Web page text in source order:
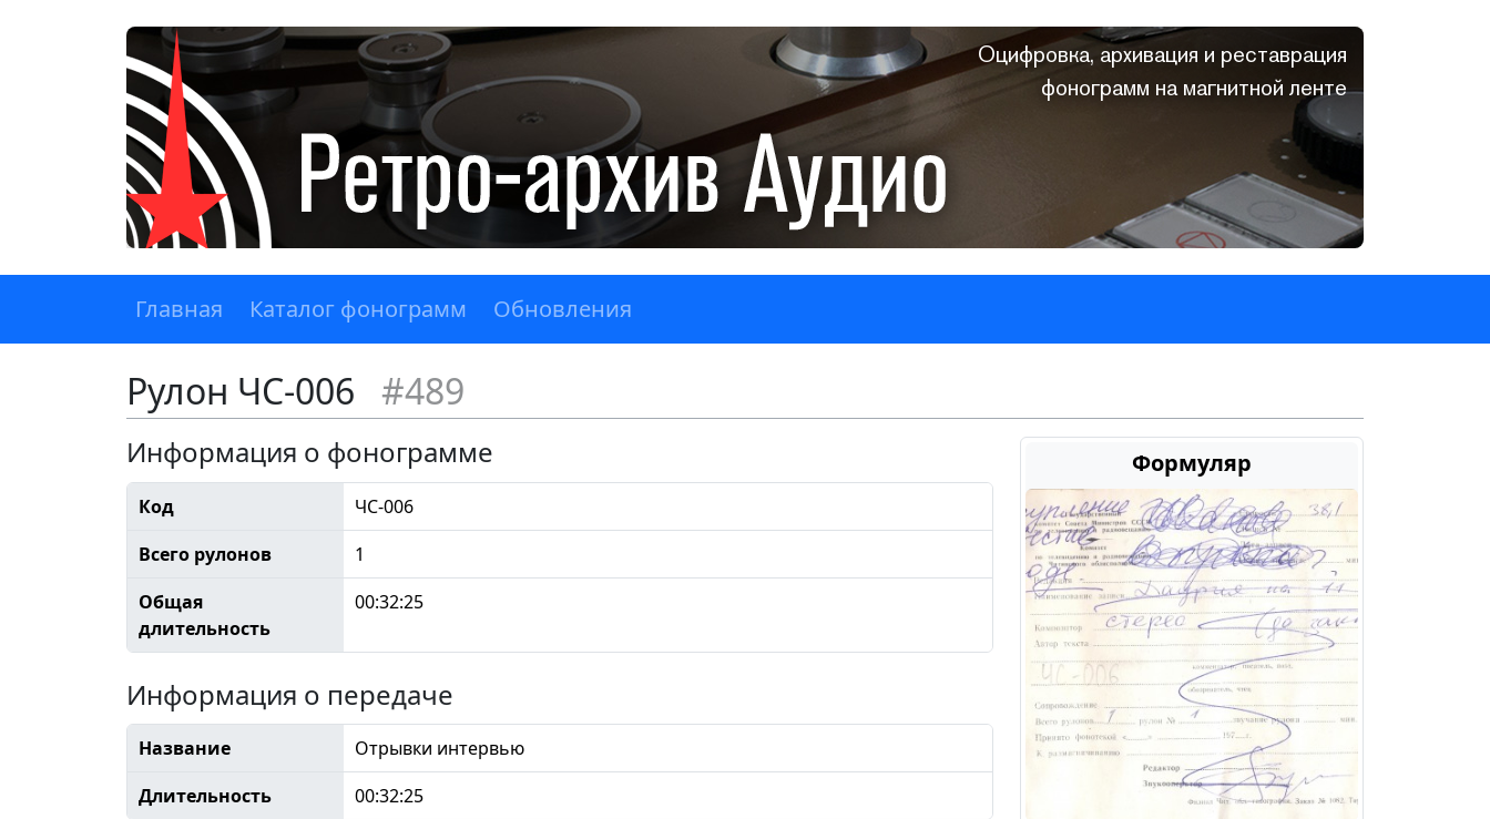
Оцифровка, архивация и реставрация
фонограмм на магнитной ленте
Главная Каталог фонограмм Обновления
Рулон ЧС-006 #489
Формуляр
Информация о фонограмме
Код
ЧС-006
Всего рулонов
1
Общая
длительность
00:32:25
Информация о передаче
Название
Отрывки интервью
Длительность
00:32:25